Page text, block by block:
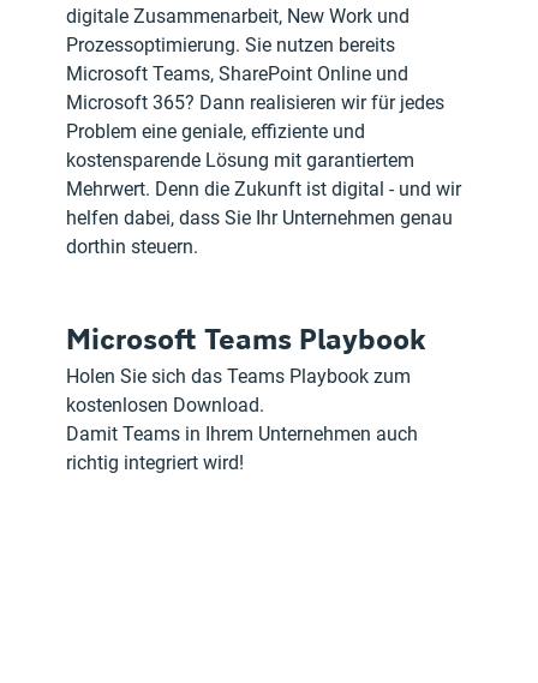
digitale Zusammenarbeit, New Work und
Prozessoptimierung. Sie nutzen bereits
Microsoft Teams, SharePoint Online und
Microsoft 365? Dann realisieren wir für jedes
Problem eine geniale, effiziente und
kostensparende Lösung mit garantiertem
Mehrwert. Denn die Zukunft ist digital - und wir
helfen dabei, dass Sie Ihr Unternehmen genau
dorthin steuern.
Microsoft Teams Playbook
Holen Sie sich das Teams Playbook zum
kostenlosen Download.
Damit Teams in Ihrem Unternehmen auch
richtig integriert wird!